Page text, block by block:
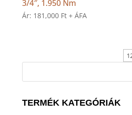
3/4″, 1.950 Nm
Ár: 181,000 Ft + ÁFA
TERMÉK KATEGÓRIÁK